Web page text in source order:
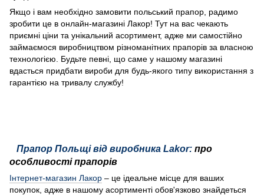
Якщо і вам необхідно замовити польський прапор, радимо
зробити це в онлайн-магазині Лакор! Тут на вас чекають
приємні ціни та унікальний асортимент, адже ми самостійно
займаємося виробництвом різноманітних прапорів за власною
технологією. Будьте певні, що саме у нашому магазині
вдасться придбати вироби для будь-якого типу використання з
гарантією на тривалу службу!
Прапор Польщі від виробника Lakor: про
особливості прапорів
Інтернет-магазин Лакор – це ідеальне місце для ваших
покупок, адже в нашому асортименті обов'язково знайдеться